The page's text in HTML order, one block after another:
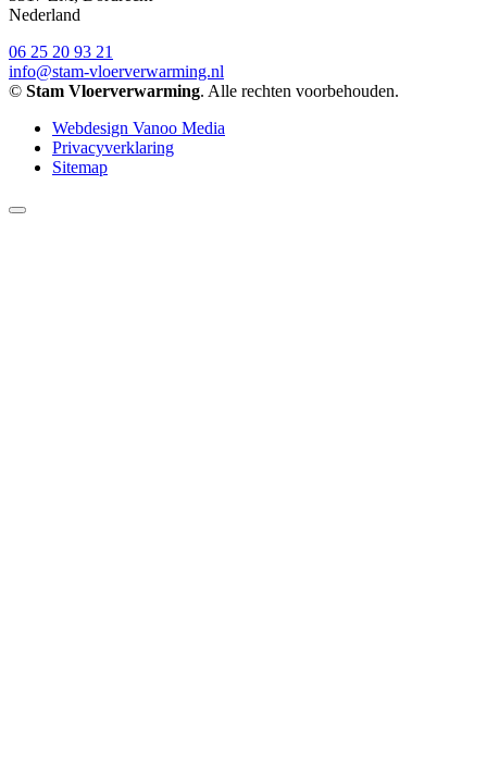
Nederland
06 25 20 93 21
info@stam-vloerverwarming.nl
© Stam Vloerverwarming. Alle rechten voorbehouden.
Webdesign Vanoo Media
Privacyverklaring
Sitemap